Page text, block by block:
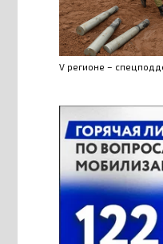
V регионе –